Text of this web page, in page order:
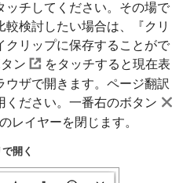
ッチしてください。その場で
検討したい場合は、『クリ
クリップに保存することがで
ン
をタッチすると現在表
ウザで開きます。ページ翻訳
ください。一番右のボタン
レイヤーを閉じます。
開く